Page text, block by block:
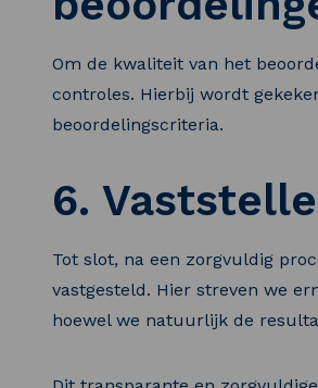
Om de kwaliteit van het
controles. Hierbij wordt
beoordelingscriteria.
6.
Tot slot, na een zorgvuldig
vastgesteld. Hier streven we
hoewel we natuurlijk de